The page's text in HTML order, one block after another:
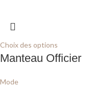
Choix des options
Manteau Officier
Mode